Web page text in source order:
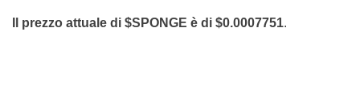
Il prezzo attuale di $SPONGE è di $0.0007751.